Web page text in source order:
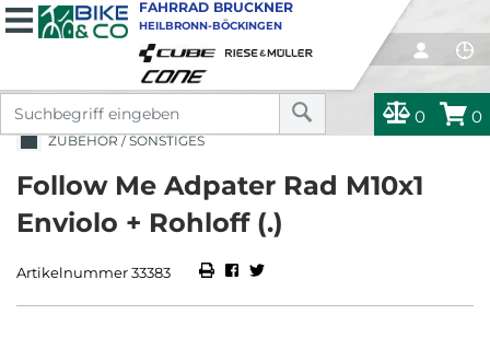
0 0
FAHRRAD BRUCKNER
HEILBRONN-BÖCKINGEN
ZUBEHÖR / SONSTIGES
Follow Me Adpater Rad M10x1
Enviolo + Rohloff (.)
Artikelnummer 33383